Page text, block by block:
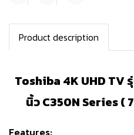
Product description
Toshiba 4K UHD TV
นิ้ว C350N Series (
Features: